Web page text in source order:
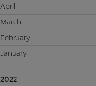
April
March
February
January
2022